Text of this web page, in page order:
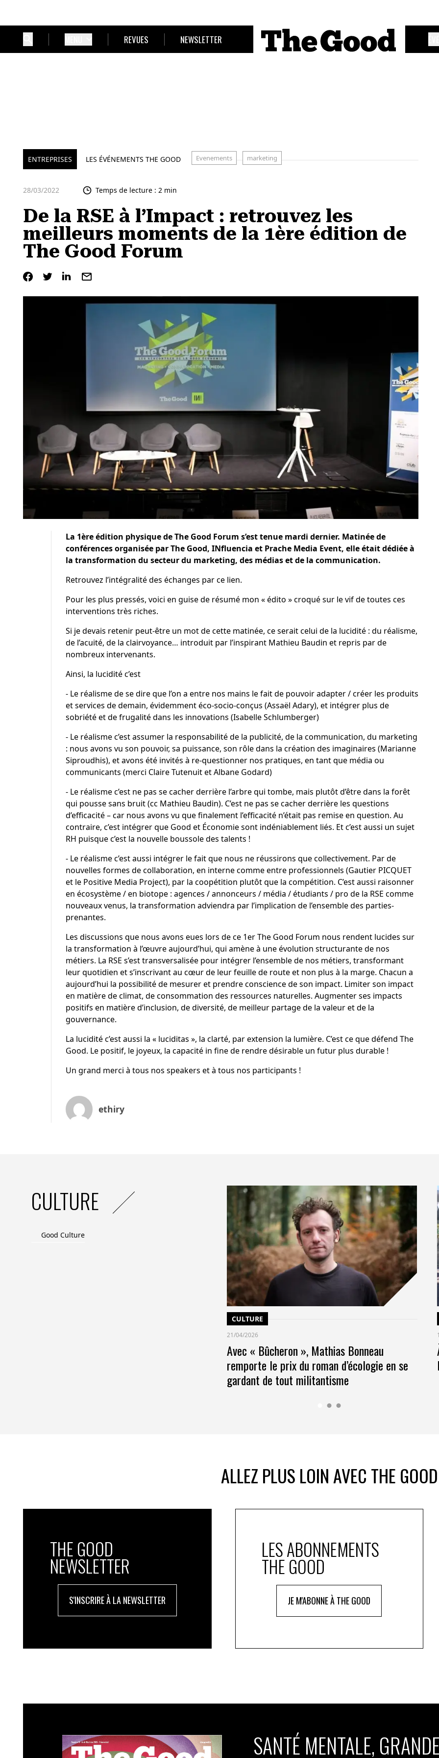
REVUES NEWSLETTER
ENTREPRISES LES ÉVÉNEMENTS THE GOOD Evenements marketing
28/03/2022 Temps de lecture : 2 min
De la RSE à l’Impact : retrouvez les
meilleurs moments de la 1ère édition de
The Good Forum
La 1ère édition physique de The Good Forum s’est tenue mardi dernier. Matinée de
conférences organisée par The Good, INfluencia et Prache Media Event, elle était dédiée à
la transformation du secteur du marketing, des médias et de la communication.
Retrouvez l’intégralité des échanges parce lien.
Pour les plus pressés, voici en guise de résumé mon « édito » croqué sur le vif de toutes ces
interventions très riches.
Si je devais retenir peut-être un mot de cette matinée, ce serait celui de la lucidité : du réalisme,
de l’acuité, de la clairvoyance… introduit par l’inspirant Mathieu Baudin et repris par de
nombreux intervenants.
Ainsi, la lucidité c’est
⁃ Le réalisme de se dire que l’on a entre nos mains le fait de pouvoir adapter / créer les produits
et services de demain, évidemment éco-socio-conçus (Assaël Adary), et intégrer plus de
sobriété et de frugalité dans les innovations (Isabelle Schlumberger)
⁃ Le réalisme c’est assumer la responsabilité de la publicité, de la communication, du marketing
: nous avons vu son pouvoir, sa puissance, son rôle dans la création des imaginaires (Marianne
Siproudhis), et avons été invités à re-questionner nos pratiques, en tant que média ou
communicants (merci Claire TutenuitetAlbane Godard)
⁃ Le réalisme c’est ne pas se cacher derrière l’arbre qui tombe, mais plutôt d’être dans la forêt
qui pousse sans bruit (cc Mathieu Baudin). C’est ne pas se cacher derrière les questions
d’efficacité – car nous avons vu que finalement l’efficacité n’était pas remise en question. Au
contraire, c’est intégrer que Good et Économie sont indéniablement liés. Et c’est aussi un sujet
RH puisque c’est la nouvelle boussole des talents !
⁃ Le réalisme c’est aussi intégrer le fait que nous ne réussirons que collectivement. Par de
nouvelles formes de collaboration, en interne comme entre professionnels (Gautier PICQUET
et le Positive Media Project), par la coopétition plutôt que la compétition. C’est aussi raisonner
en écosystème / en biotope : agences / annonceurs / média / étudiants / pro de la RSE comme
nouveaux venus, la transformation adviendra par l’implication de l’ensemble des parties-
prenantes.
Les discussions que nous avons eues lors de ce 1er The Good Forum nous rendent lucides sur
la transformation à l’œuvre aujourd’hui, qui amène à une évolution structurante de nos
métiers. La RSE s’est transversalisée pour intégrer l’ensemble de nos métiers, transformant
leur quotidien et s’inscrivant au cœur de leur feuille de route et non plus à la marge. Chacun a
aujourd’hui la possibilité de mesurer et prendre conscience de son impact. Limiter son impact
en matière de climat, de consommation des ressources naturelles. Augmenter ses impacts
positifs en matière d’inclusion, de diversité, de meilleur partage de la valeur et de la
gouvernance.
La lucidité c’est aussi la « luciditas », la clarté, par extension la lumière. C’est ce que défend The
Good. Le positif, le joyeux, la capacité in fine de rendre désirable un futur plus durable !
Un grand merci à tous nos speakers et à tous nos participants !
ethiry
CULTURE
Good Culture
CULTURE
21/04/2026
Avec « Bûcheron », Mathias Bonneau
remporte le prix du roman d’écologie en se
gardant de tout militantisme
ALLEZ PLUS LOIN AVEC THE GOOD
THE GOOD
NEWSLETTER
S'INSCRIRE À LA NEWSLETTER
LES ABONNEMENTS
THE GOOD
JE M'ABONNE À THE GOOD
SANTÉ MENTALE,